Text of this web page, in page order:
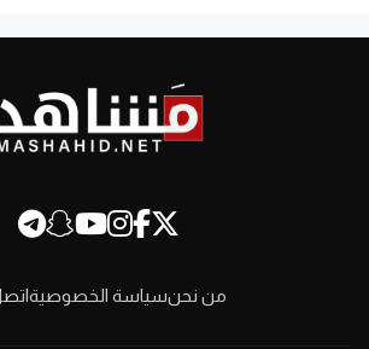
من نحنسياسة الخصوصية